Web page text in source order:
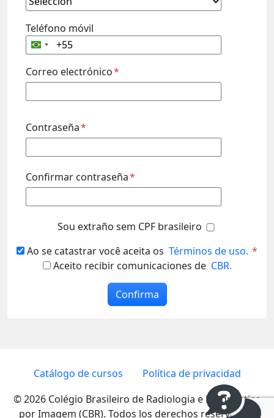
Teléfono móvil
Brazil
Correo electrónico*
Contraseña*
Confirmar contraseña*
Sou extraño sem CPF brasileiro
Ao se catastrar você aceita os Términos de uso. *
Aceito recibir comunicaciones de CBR.
Confirma
Catálogo de cursos
Política de privacidad
© 2026 Colégio Brasileiro de Radiologia e Diagnóstico
por Imagem (CBR). Todos los derechos reservados.